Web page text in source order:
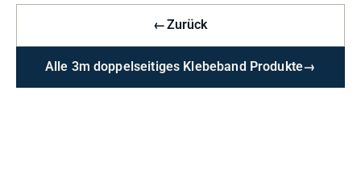
←Zurück
Alle 3m doppelseitiges Klebeband Produkte→